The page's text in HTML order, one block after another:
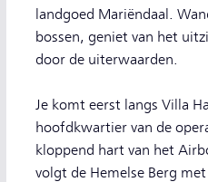
landgoed Mariëndaal.
bossen, geniet van het
door de uiterwaarden.
Je komt eerst langs Villa
hoofdkwartier van de
kloppend hart van het
volgt de Hemelse Berg